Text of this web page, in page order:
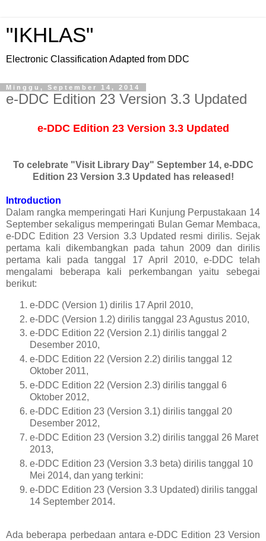
"IKHLAS"
Electronic Classification Adapted from DDC
Minggu, September 14, 2014
e-DDC Edition 23 Version 3.3 Updated
e-DDC Edition 23 Version 3.3 Updated
To celebrate "Visit Library Day" September 14, e-DDC
Edition 23 Version 3.3 Updated has released!
Introduction
Dalam rangka memperingati Hari Kunjung Perpustakaan 14
September sekaligus memperingati Bulan Gemar Membaca,
e-DDC Edition 23 Version 3.3 Updated resmi dirilis. Sejak
pertama kali dikembangkan pada tahun 2009 dan dirilis
pertama kali pada tanggal 17 April 2010, e-DDC telah
mengalami beberapa kali perkembangan yaitu sebegai
berikut:
e-DDC (Version 1) dirilis 17 April 2010,
e-DDC (Version 1.2) dirilis tanggal 23 Agustus 2010,
e-DDC Edition 22 (Version 2.1) dirilis tanggal 2
Desember 2010,
e-DDC Edition 22 (Version 2.2) dirilis tanggal 12
Oktober 2011,
e-DDC Edition 22 (Version 2.3) dirilis tanggal 6
Oktober 2012,
e-DDC Edition 23 (Version 3.1) dirilis tanggal 20
Desember 2012,
e-DDC Edition 23 (Version 3.2) dirilis tanggal 26 Maret
2013,
e-DDC Edition 23 (Version 3.3 beta) dirilis tanggal 10
Mei 2014, dan yang terkini:
e-DDC Edition 23 (Version 3.3 Updated) dirilis tanggal
14 September 2014.
Ada beberapa perbedaan antarae-DDC Edition 23 Version